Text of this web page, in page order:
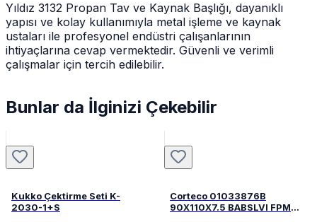
Yıldız 3132 Propan Tav ve Kaynak Başlığı, dayanıklı
yapısı ve kolay kullanımıyla metal işleme ve kaynak
ustaları ile profesyonel endüstri çalışanlarının
ihtiyaçlarına cevap vermektedir. Güvenli ve verimli
çalışmalar için tercih edilebilir.
Bunlar da İlginizi Çekebilir
Kukko Çektirme Seti K-
2030-1+S
Corteco 01033876B
90X110X7.5 BABSLVI FPM